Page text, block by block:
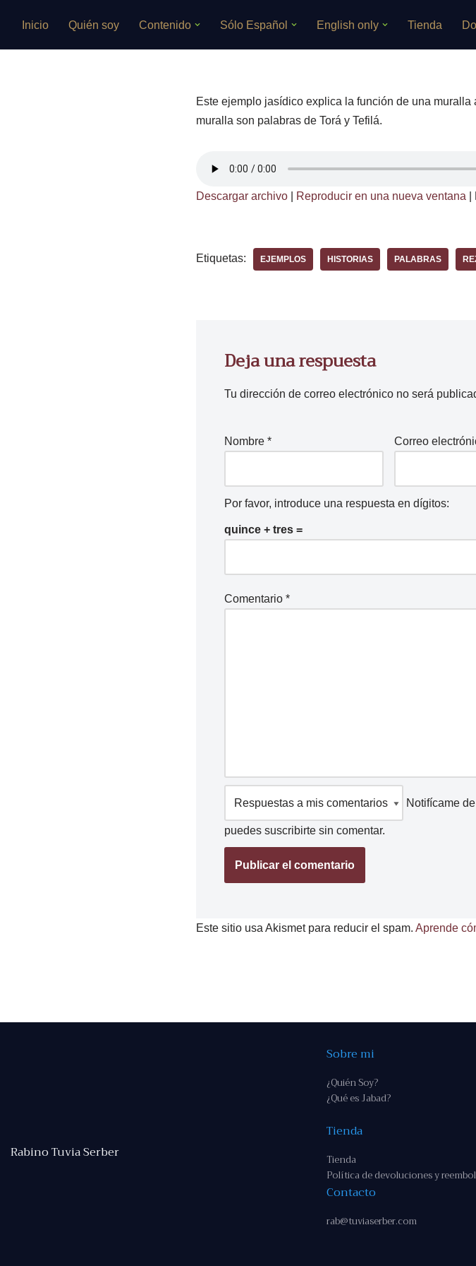
Inicio Quién soy Contenido Sólo Español English only Tienda
Este ejemplo jasídico explica la función de una
muralla son palabras de Torá y Tefilá.
Descargar archivo| Reproducir en una nueva ventana
Etiquetas: EJEMPLOS HISTORIAS PALABRAS
Deja una respuesta
Tu dirección de correo electrónico no será
Nombre * Correo
Por favor, introduce una respuesta en dígitos:
quince + tres =
Comentario *
Notifícame
puedes suscribirtesin comentar.
Este sitio usa Akismet para reducir el spam. Aprende
Rabino Tuvia Serber
Sobre mi
¿Quién Soy?
¿Qué es Jabad?
Tienda
Tienda
Política de devoluciones y
Contacto
rab@tuviaserber.com